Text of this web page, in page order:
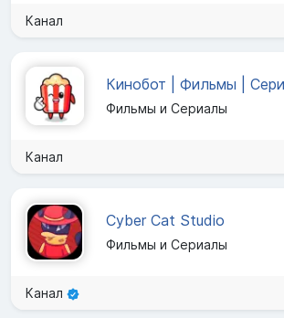
Канал
Кинобот | Фильмы |
Фильмы и Сериалы
Канал
Cyber Cat Studio
Фильмы и Сериалы
Канал